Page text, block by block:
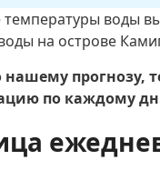
воды
на острове
нашему прогнозу,
по каждому